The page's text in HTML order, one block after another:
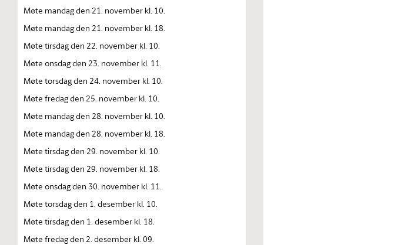
Møte mandag den 21. november kl. 10.
Møte mandag den 21. november kl. 18.
Møte tirsdag den 22. november kl. 10.
Møte onsdag den 23. november kl. 11.
Møte torsdag den 24. november kl. 10.
Møte fredag den 25. november kl. 10.
Møte mandag den 28. november kl. 10.
Møte mandag den 28. november kl. 18.
Møte tirsdag den 29. november kl. 10.
Møte tirsdag den 29. november kl. 18.
Møte onsdag den 30. november kl. 11.
Møte torsdag den 1. desember kl. 10.
Møte tirsdag den 1. desember kl. 18.
Møte fredag den 2. desember kl. 09.